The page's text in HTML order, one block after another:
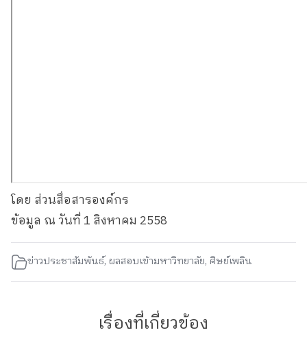
โดย ส่วนสื่อสารองค์กร
ข้อมูล ณ วันที่ 1 สิงหาคม 2558
ข่าวประชาสัมพันธ์, ผลสอบเข้ามหาวิทยาลัย, ศิษย์เพลิน
เรื่องที่เกี่ยวข้อง